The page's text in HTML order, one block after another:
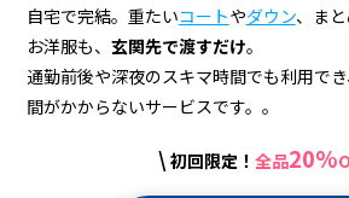
自宅で完結。重たいコートやダウン、ま
お洋服も、 玄関先で渡すだけ。
通勤前後や深夜のスキマ時間でも利用で
間がかからないサービスです。。
\ 初回限定！ 全品20%